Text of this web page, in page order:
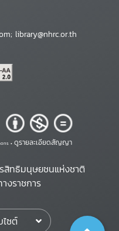
library@nhrc.or.th
• ดูรายละเอียดสัญญา
สิทธิมนุษยชนแห่งชาติ
งราชการ
ไซต์